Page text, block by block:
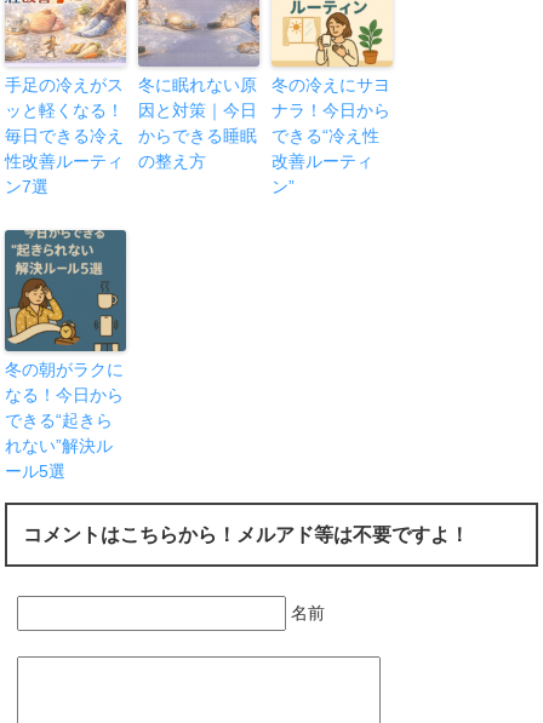
手足の冷えがス
ッと軽くなる！
毎日できる冷え
性改善ルーティ
ン7選
冬に眠れない原
因と対策｜今日
からできる睡眠
の整え方
冬の冷えにサヨ
ナラ！今日から
できる“冷え性
改善ルーティ
ン”
冬の朝がラクに
なる！今日から
できる“起きら
れない”解決ル
ール5選
コメントはこちらから！メルアド等は不要ですよ！
名前